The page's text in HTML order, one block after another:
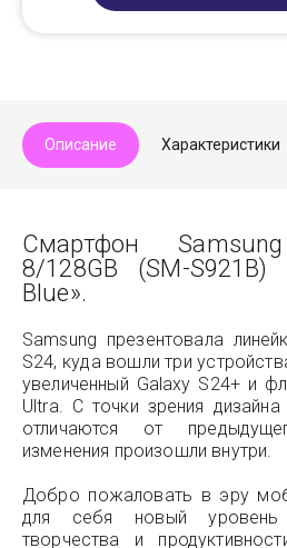
Описание Характеристики
Смартфон
8/128GB (SM-S921B)
Blue».
Samsung презентовала
S24, куда вошли три
увеличенный Galaxy S24+ и
Ultra. С точки зрения
отличаются от
изменения произошли внутри.
Добро пожаловать в эру
для себя новый уровень
творчества и